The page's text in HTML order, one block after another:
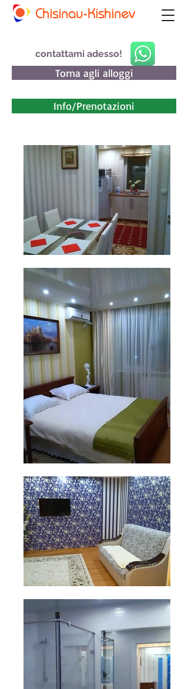
Chisinau-Kishinev
contattami adesso!
Torna agli alloggi
Info/Prenotazioni